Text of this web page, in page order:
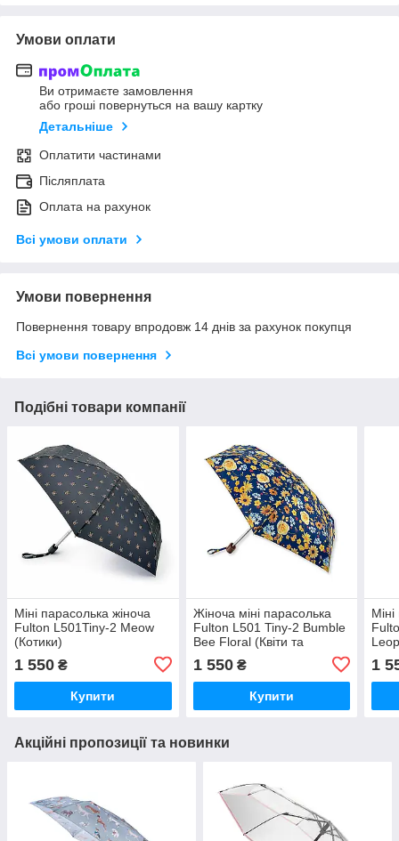
Умови оплати
Ви отримаєте замовлення
або гроші повернуться на вашу картку
Детальніше
Оплатити частинами
Післяплата
Оплата на рахунок
Всі умови оплати
Умови повернення
Повернення товару впродовж 14 днів за рахунок покупця
Всі умови повернення
Подібні товари компанії
Міні парасолька жіноча
Fulton L501Tiny-2 Meow
(Котики)
1 550 ₴
Купити
Жіноча міні парасолька
Fulton L501 Tiny-2 Bumble
Bee Floral (Квіти та
1 550₴
Купити
1
Акційні пропозиції та новинки